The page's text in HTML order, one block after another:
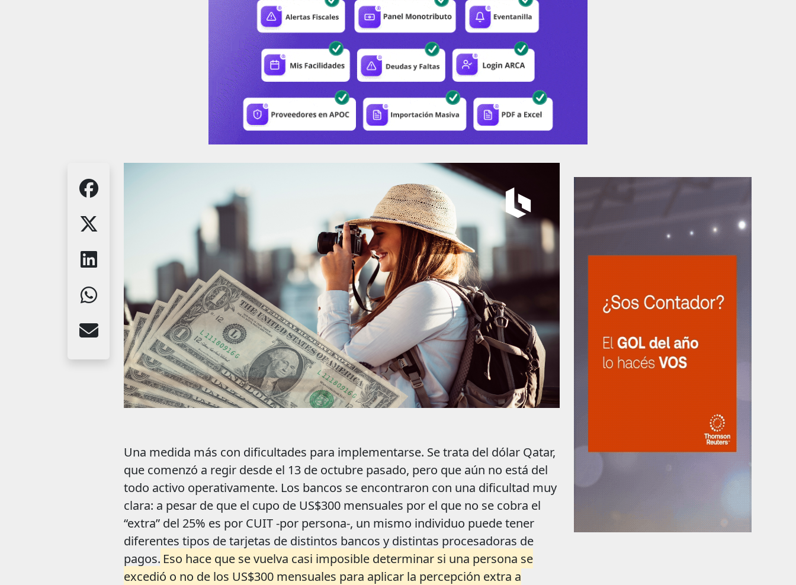
Una medida más con dificultades para implementarse. Se trata del dólar Qatar,
que comenzó a regir desde el 13 de octubre pasado, pero que aún no está del
todo activo operativamente. Los bancos se encontraron con una dificultad muy
clara: a pesar de que el cupo de US$300 mensuales por el que no se cobra el
“extra” del 25% es por CUIT -por persona-, un mismo individuo puede tener
diferentes tipos de tarjetas de distintos bancos y distintas procesadoras de
pagos. Eso hace que se vuelva casi imposible determinar si una persona se
excedió o no de los US$300 mensuales para aplicar la percepción extra a